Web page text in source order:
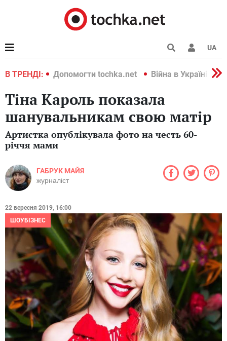
UA
В ТРЕНДІ:
2022 Допомогти tochka.net Війна в Україні 2022
Тіна Кароль показала
шанувальникам свою матір
Артистка опублікувала фото на честь 60-
річчя мами
ГАБРУК МАЙЯ
журналіст
22 вересня 2019, 16:00
ШОУБІЗНЕС